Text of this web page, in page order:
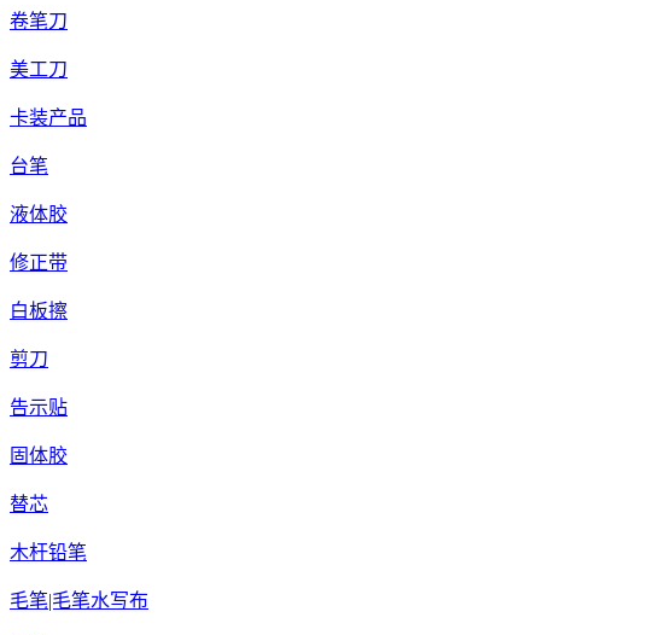
卷笔刀
美工刀
卡装产品
台笔
液体胶
修正带
白板擦
剪刀
告示贴
固体胶
替芯
木杆铅笔
毛笔|毛笔水写布